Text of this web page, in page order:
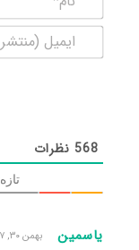
568 نظرات
یاسمین بهمن ۳۰, ۱۳۹۷ ۲:۵۹ ب٫ظ